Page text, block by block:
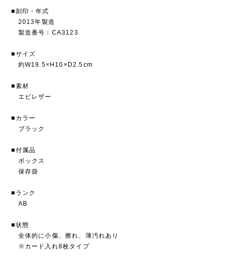
■刻印・年式
2013年製造
製造番号：CA3123
■サイズ
約W19.5×H10×D2.5cm
■素材
エピレザー
■カラー
ブラック
■付属品
ボックス
保存袋
■ランク
AB
■状態
全体的に小傷、擦れ、薄汚れあり
※カード入れ8枚タイプ